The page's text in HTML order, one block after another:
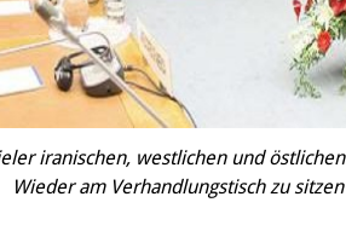
iranischen, westlichen und
Wieder am Verhandlungstisch zu sitzen